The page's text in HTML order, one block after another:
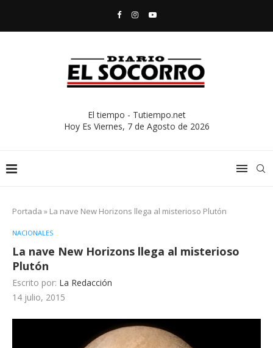
El tiempo - Tutiempo.net
Hoy Es Viernes, 7 de Agosto de 2026
Portada » La nave New Horizons llega al misterioso Plutón
NACIONALES
La nave New Horizons llega al misterioso
Plutón
Escrito por: La Redacción
14 julio, 2015